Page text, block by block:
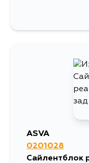
ASVA
0201028
Сайлентблок